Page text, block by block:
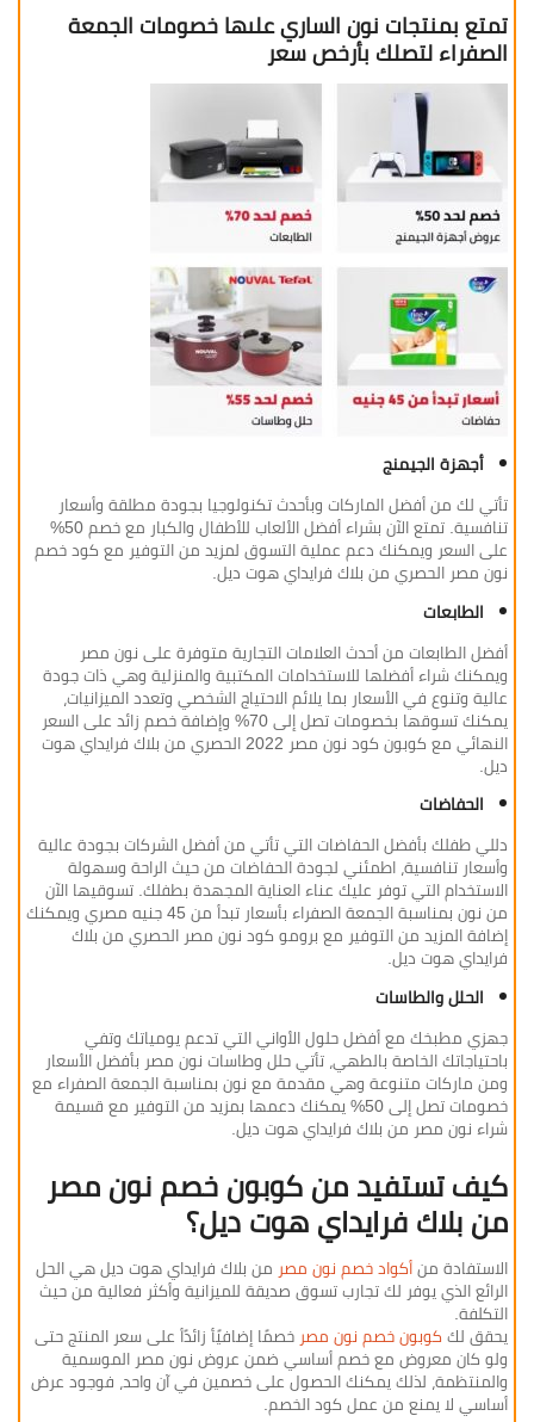
تمتع بمنتجات نون الساري علىها خصومات الجمعة
الصفراء لتصلك بأرخص سعر
أجهزة الجيمنج
تأتي لك من أفضل الماركات وبأحدث تكنولوجيا بجودة مطلقة وأسعار
تنافسية. تمتع الآن بشراء أفضل الألعاب للأطفال والكبار مع خصم 50%
على السعر ويمكنك دعم عملية التسوق لمزيد من التوفير مع كود خصم
نون مصر الحصري من بلاك فرايداي هوت ديل.
الطابعات
أفضل الطابعات من أحدث العلامات التجارية متوفرة على نون مصر
ويمكنك شراء أفضلها للاستخدامات المكتبية والمنزلية وهي ذات جودة
عالية وتنوع في الأسعار بما يلائم الاحتياج الشخصي وتعدد الميزانيات،
يمكنك تسوقها بخصومات تصل إلى 70% وإضافة خصم زائد على السعر
النهائي مع كوبون كود نون مصر 2022 الحصري من بلاك فرايداي هوت
ديل.
الحفاضات
دللي طفلك بأفضل الحفاضات التي تأتي من أفضل الشركات بجودة عالية
وأسعار تنافسية، اطمئني لجودة الحفاضات من حيث الراحة وسهولة
الاستخدام التي توفر عليك عناء العناية المجهدة بطفلك. تسوقيها الآن
من نون بمناسبة الجمعة الصفراء بأسعار تبدأ من 45 جنيه مصري ويمكنك
إضافة المزيد من التوفير مع برومو كود نون مصر الحصري من بلاك
فرايداي هوت ديل.
الحلل والطاسات
جهزي مطبخك مع أفضل حلول الأواني التي تدعم يومياتك وتفي
باحتياجاتك الخاصة بالطهي، تأتي حلل وطاسات نون مصر بأفضل الأسعار
ومن ماركات متنوعة وهي مقدمة مع نون بمناسبة الجمعة الصفراء مع
خصومات تصل إلى 50% يمكنك دعمها بمزيد من التوفير مع قسيمة
شراء نون مصر من بلاك فرايداي هوت ديل.
كيف تستفيد من كوبون خصم نون مصر
من بلاك فرايداي هوت ديل؟
الاستفادة منأكواد خصم نون مصر من بلاك فرايداي هوت ديل هي الحل
الرائع الذي يوفر لك تجارب تسوق صديقة للميزانية وأكثر فعالية من حيث
التكلفة.
يحقق لككوبون خصم نون مصر خصمًا إضافيًأ زائدًأ على سعر المنتج حتى
ولو كان معروض مع خصم أساسي ضمن عروض نون مصر الموسمية
والمنتظمة، لذلك يمكنك الحصول على خصمين في آن واحد، فوجود عرض
أساسي لا يمنع من عمل كود الخصم.